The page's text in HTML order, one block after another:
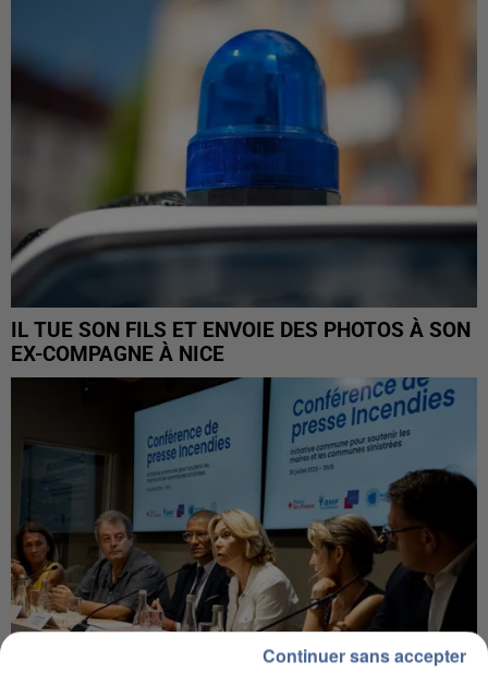
IL TUE SON FILS ET ENVOIE DES PHOTOS À SON
EX-COMPAGNE À NICE
Continuer sans accepter